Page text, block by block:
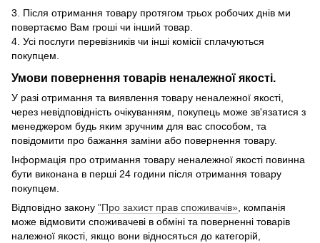
3. Після отримання товару протягом трьох робочих днів ми
повертаємо Вам гроші чи інший товар.
4. Усі послуги перевізників чи інші комісії сплачуються
покупцем.
Умови повернення товарів неналежної якості.
У разі отримання та виявлення товару неналежної якості,
через невідповідність очікуванням, покупець може зв'язатися з
менеджером будь яким зручним для вас способом, та
повідомити про бажання заміни або повернення товару.
Інформація про отримання товару неналежної якості повинна
бути виконана в перші 24 години після отримання товару
покупцем.
Відповідно закону "Про захист прав споживачів» , компанія
може відмовити споживачеві в обміні та поверненні товарів
належної якості, якщо вони відносяться до категорій,